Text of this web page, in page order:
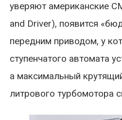
уверяют американские
and Driver), появится
передним приводом, у
ступенчатого автомата
а максимальный
литрового турбомотора